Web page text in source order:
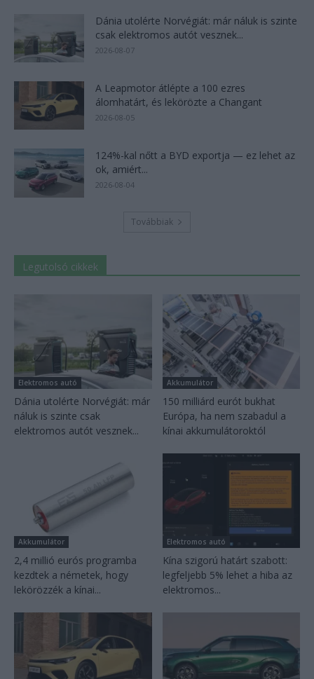
Dánia utolérte Norvégiát: már náluk is szinte
csak elektromos autót vesznek...
2026-08-07
A Leapmotor átlépte a 100 ezres
álomhatárt, és lekörözte a Changant
2026-08-05
124%-kal nőtt a BYD exportja — ez lehet az
ok, amiért...
2026-08-04
Továbbiak
Legutolsó cikkek
Elektromos autó
Dánia utolérte Norvégiát: már
náluk is szinte csak
elektromos autót vesznek...
Akkumulátor
150 milliárd eurót bukhat
Európa, ha nem szabadul a
kínai akkumulátoroktól
Akkumulátor
2,4 millió eurós programba
kezdtek a németek, hogy
lekörözzék a kínai...
Elektromos autó
Kína szigorú határt szabott:
legfeljebb 5% lehet a hiba az
elektromos...